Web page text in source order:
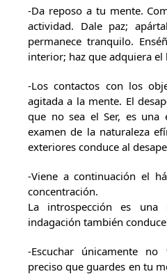
-Da reposo a tu mente.
actividad. Dale paz;
permanece tranquilo.
interior; haz que adquiera el
-Los contactos con los
agitada a la mente. El
que no sea el Ser, es una
examen de la naturaleza
exteriores conduce al
-Viene a continuación el
concentración.
La introspección es una
indagación también
-Escuchar únicamente
preciso que guardes en tu